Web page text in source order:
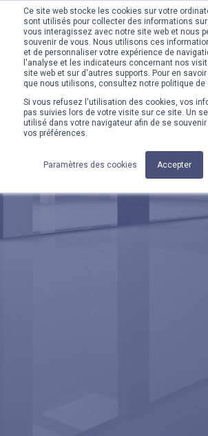
Ce site web stocke les cookies sur votre
sont utilisés pour collecter des informations
vous interagissez avec notre site web et nous
souvenir de vous. Nous utilisons ces
et de personnaliser votre expérience de
l'analyse et les indicateurs concernant nos
site web et sur d'autres supports. Pour en
que nous utilisons, consultez notre politique
Si vous refusez l'utilisation des cookies, vos
pas suivies lors de votre visite sur ce site. Un
utilisé dans votre navigateur afin de se
vos préférences.
Paramètres des cookies Accepter
ACCUEIL CATALOGUES
Catalogues